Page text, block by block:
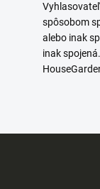
spôsobom
alebo inak
inak